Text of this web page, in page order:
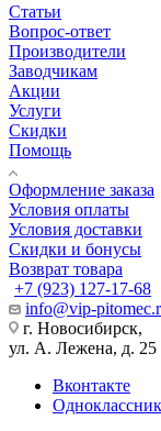
Статьи
Вопрос-ответ
Производители
Заводчикам
Акции
Услуги
Скидки
Помощь
Оформление заказа
Условия оплаты
Условия доставки
Скидки и бонусы
Возврат товара
+7 (923) 127-17-68
info@vip-
г. Новосибирск,
ул. А. Лежена, д. 25
Вконтакте